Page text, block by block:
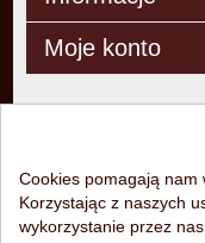
Moje konto
Copyright © 2026
Cookies pomagają nam
Korzystając z naszych
wykorzystanie przez nas